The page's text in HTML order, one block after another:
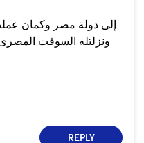
ونزلتله السوفت
REPLY